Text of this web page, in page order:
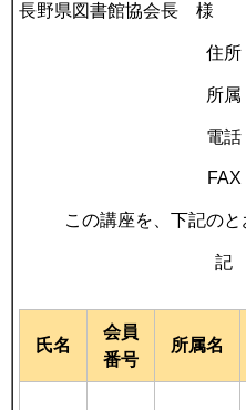
長野県図書館協会長 様
住所
所属
電話
FAX
この講座を、下記のと
記
氏名
会員
番号
所属名